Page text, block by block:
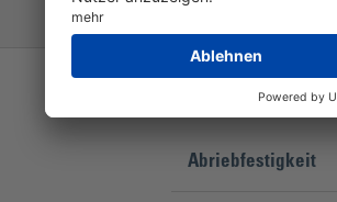
Abriebfestigkeit